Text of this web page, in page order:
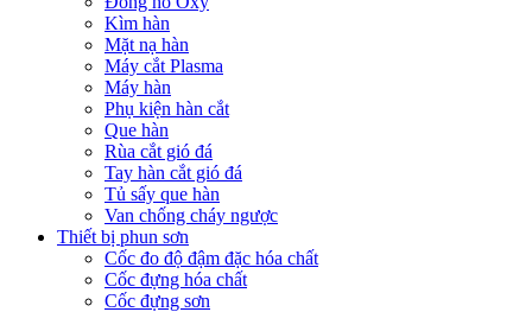
Kìm hàn
Mặt nạ hàn
Máy cắt Plasma
Máy hàn
Phụ kiện hàn cắt
Que hàn
Rùa cắt gió đá
Tay hàn cắt gió đá
Tủ sấy que hàn
Van chống cháy ngược
Thiết bị phun sơn
Cốc đo độ đậm đặc hóa chất
Cốc đựng hóa chất
Cốc đựng sơn